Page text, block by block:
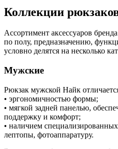
Коллекции
Ассортимент аксессуаров
по полу, предназначению,
условно делятся на несколько
Мужские
Рюкзак мужской Найк
• эргономичностью формы;
• мягкой задней панелью,
поддержку и комфорт;
• наличием
лептопы, фотоаппаратуру.